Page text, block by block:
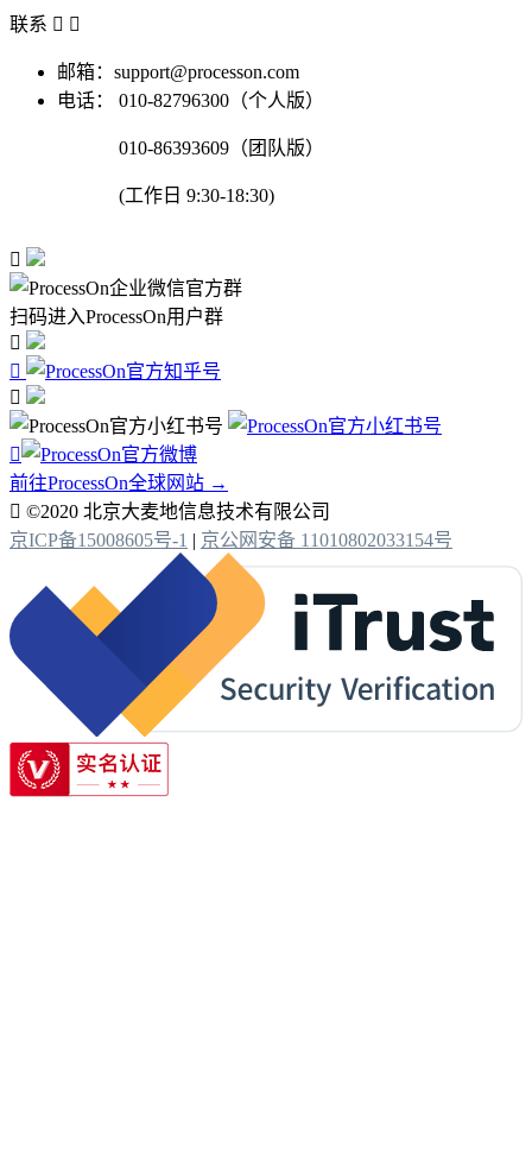
联系  
邮箱：support@processon.com
电话：
010-82796300（个人版）
010-86393609（团队版）
(工作日 9:30-18:30)

扫码进入ProcessOn用户群




前往ProcessOn全球网站 →
 ©2020 北京大麦地信息技术有限公司
京ICP备15008605号-1 | 京公网安备 11010802033154号